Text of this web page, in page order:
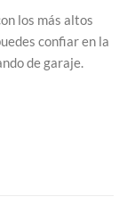
los más altos
confiar en la
de garaje.